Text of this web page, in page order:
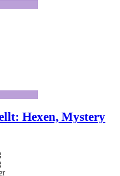
Hexen, Mystery